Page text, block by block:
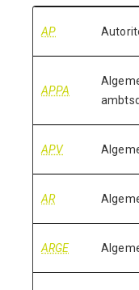
AP
APPA
APV
AR
ARGE